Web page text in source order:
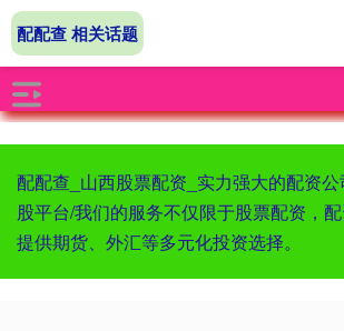
配配查_山西股票配资_实力强大的配资
股平台/我们的服务不仅限于股票配资，
提供期货、外汇等多元化投资选择。
配配查 相关话题